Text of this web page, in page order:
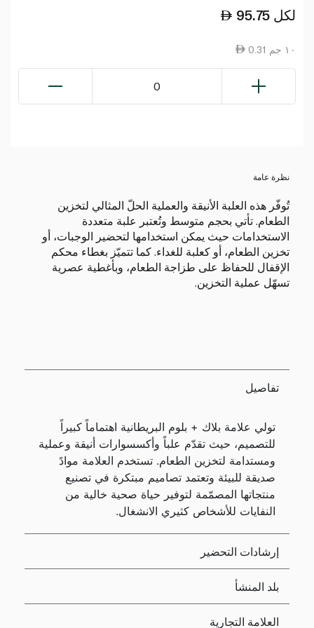
95.75 لكل
0.31 ١٠ جم
0
نظرة عامة
تُوفّر هذه العلبة الأنيقة والعملية الحلّ المثالي لتخزين
الطعام. تأتي بحجم متوسط وتُعتبر علبة متعددة
الاستخدامات حيث يمكن استخدامها لتحضير الوجبات، أو
تخزين الطعام، أو كعلبة للغداء. كما تتميّز بغطاء محكم
الإقفال للحفاظ على طزاجة الطعام، وبأغطية عصرية
تسهّل عملية التخزين.
تفاصيل
تولي علامة بلاك + بلوم البريطانية اهتماماً كبيراً
للتصميم، حيث تقدّم علباً وأكسسوارات أنيقة وعملية
ومستدامة لتخزين الطعام. تستخدم العلامة موادً
صديقة للبيئة وتعتمد تصاميم مبتكرة في تصنيع
منتجاتها المصمّمة لتوفير حياة صحية خالية من
النفايات للأشخاص كثيري الانشغال.
إرشادات التحضير
بلد المنشأ
العلامة التجارية